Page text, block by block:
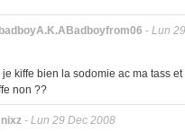
- Lun
je kiffe bien la sodomie ac ma tass
non ??
- Lun 29 Dec 2008